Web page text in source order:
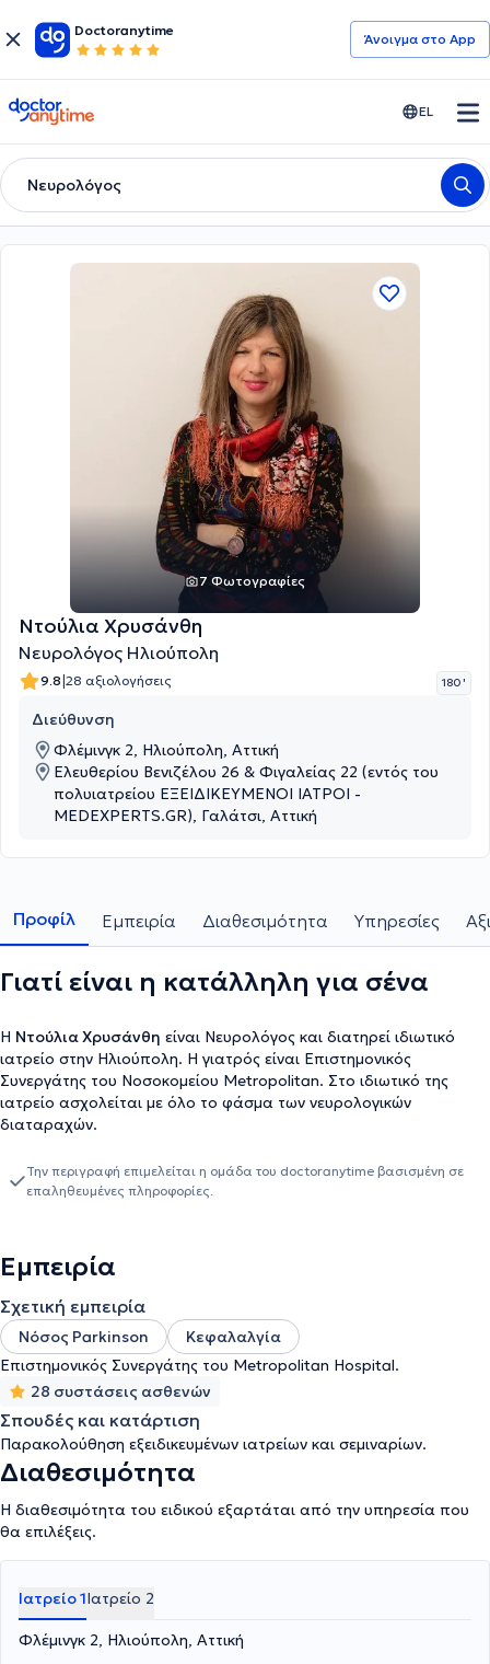
Doctoranytime
Άνοιγμα στο App
doctoranytime EL
Νευρολόγος
7 Φωτογραφίες
Ντούλια Χρυσάνθη
Νευρολόγος Ηλιούπολη
9.8|28 αξιολογήσεις 180 '
Διεύθυνση
Φλέμινγκ 2, Ηλιούπολη, Αττική
Ελευθερίου Βενιζέλου 26 & Φιγαλείας 22 (εντός του
πολυιατρείου ΕΞΕΙΔΙΚΕΥΜΕΝΟΙ ΙΑΤΡΟΙ -
MEDEXPERTS.GR), Γαλάτσι, Αττική
Προφίλ Εμπειρία Διαθεσιμότητα Υπηρεσίες
Γιατί είναι η κατάλληλη για σένα
H Ντούλια Χρυσάνθη είναι Νευρολόγος και διατηρεί ιδιωτικό
ιατρείο στην Ηλιούπολη. Η γιατρός είναι Επιστημονικός
Συνεργάτης του Νοσοκομείου Metropolitan. Στο ιδιωτικό της
ιατρείο ασχολείται με όλο το φάσμα των νευρολογικών
διαταραχών.
Την περιγραφή επιμελείται η ομάδα του doctoranytime βασισμένη σε
επαληθευμένες πληροφορίες.
Εμπειρία
Σχετική εμπειρία
Νόσος Parkinson
Κεφαλαλγία
Επιστημονικός Συνεργάτης του Metropolitan Hospital.
28 συστάσεις ασθενών
Σπουδές και κατάρτιση
Παρακολούθηση εξειδικευμένων ιατρείων και σεμιναρίων.
Διαθεσιμότητα
Η διαθεσιμότητα του ειδικού εξαρτάται από την υπηρεσία που
θα επιλέξεις.
Ιατρείο 1Ιατρείο 2
Φλέμινγκ 2, Ηλιούπολη, Αττική